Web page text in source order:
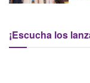
¡Escucha los